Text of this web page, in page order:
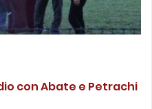
con Abate e Petrachi